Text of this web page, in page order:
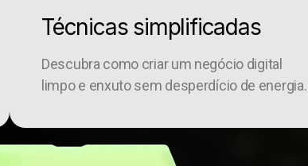
Técnicas simplificadas
Descubra como criar um negócio digital
limpo e enxuto sem desperdício de energia.